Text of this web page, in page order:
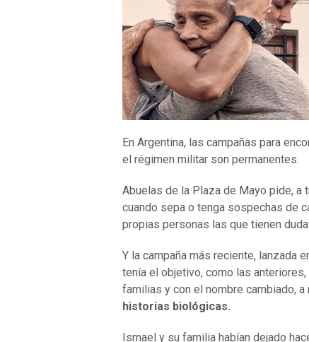
En Argentina, las campañas para
el régimen militar son permanentes.
Abuelas de la Plaza de Mayo pide, a
cuando sepa o tenga sospechas de
propias personas las que tienen
Y la campaña más reciente, lanzada
tenía el objetivo, como las
familias y con el nombre cambiado, a
historias biológicas.
Ismael y su familia habían dejado